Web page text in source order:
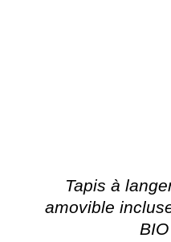
Tapis à
amovible